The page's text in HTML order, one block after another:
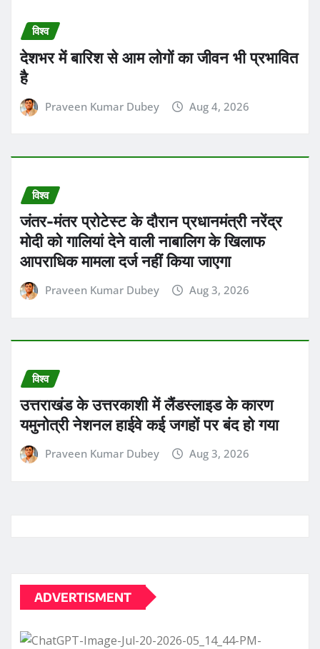
विश्व
देशभर में बारिश से आम लोगों का जीवन भी प्रभावित
है
Praveen Kumar Dubey Aug 4, 2026
विश्व
जंतर-मंतर प्रोटेस्ट के दौरान प्रधानमंत्री नरेंद्र
मोदी को गालियां देने वाली नाबालिग के खिलाफ
आपराधिक मामला दर्ज नहीं किया जाएगा
Praveen Kumar Dubey Aug 3, 2026
विश्व
उत्तराखंड के उत्तरकाशी में लैंडस्लाइड के कारण
यमुनोत्री नेशनल हाईवे कई जगहों पर बंद हो गया
Praveen Kumar Dubey Aug 3, 2026
ADVERTISMENT